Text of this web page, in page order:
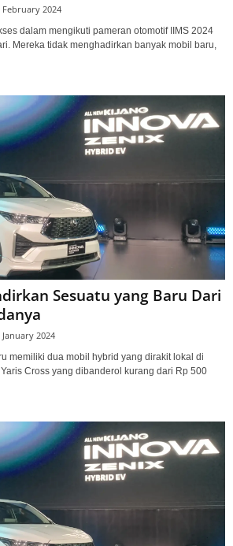
February 2024
dalam mengikuti pameran otomotif IIMS 2024
Mereka tidak menghadirkan banyak mobil baru,
Sesuatu yang Baru Dari
January 2024
memiliki dua mobil hybrid yang dirakit lokal di
Cross yang dibanderol kurang dari Rp 500